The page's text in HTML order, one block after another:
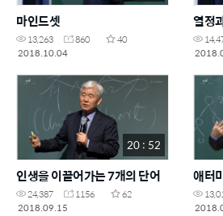
마인드셋
13,263 860
40
2018.10.04
열정
20 : 52
인생을 이끌어가는 7개의 단어
24,387 1156
62
2018.09.15
애터